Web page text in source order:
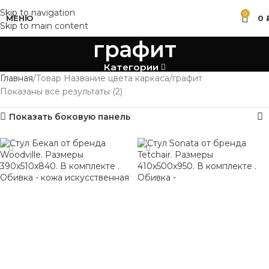
Skip to navigation
Skip to main content
МЕНЮ 0 0
графит
Категории
Главная Товар Название цвета каркаса графит
Показаны все результаты (2)
Показать боковую панель